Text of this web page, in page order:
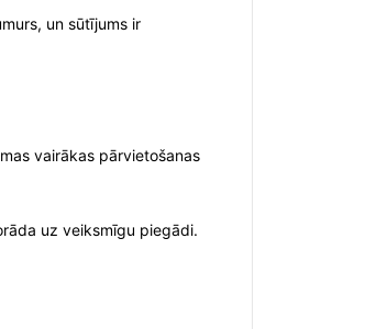
un sūtījums ir
vairākas pārvietošanas
uz veiksmīgu piegādi.